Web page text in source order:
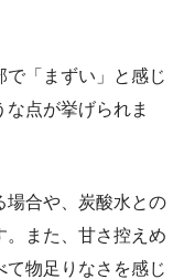
「まずい」と感じ
点が挙げられま
場合や、炭酸水との
。また、甘さ控えめ
物足りなさを感じ